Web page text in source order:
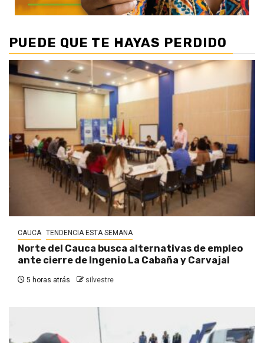
PUEDE QUE TE HAYAS PERDIDO
CAUCA TENDENCIA ESTA SEMANA
Norte del Cauca busca alternativas de empleo
ante cierre de Ingenio La Cabaña y Carvajal
5 horas atrás silvestre